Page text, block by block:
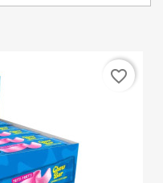
favorite_border